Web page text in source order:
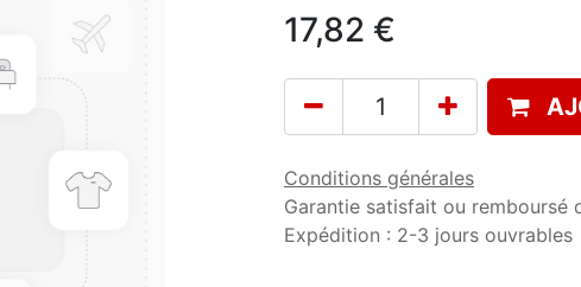
17,82 €
Conditions générales
Garantie satisfait ou remboursé
Expédition : 2-3 jours ouvrables